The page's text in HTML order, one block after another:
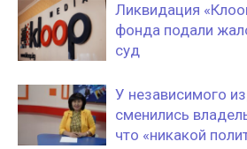
Ликвидация
фонда подали
суд
У независимого
сменились
что «никакой